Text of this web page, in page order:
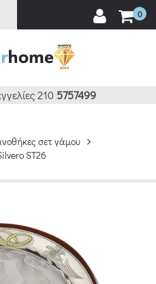
0
210 5757499
σετ γάμου
ST26